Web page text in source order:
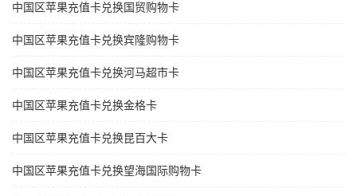
中国区苹果充值卡兑换国贸购物卡
中国区苹果充值卡兑换宾隆购物卡
中国区苹果充值卡兑换河马超市卡
中国区苹果充值卡兑换金格卡
中国区苹果充值卡兑换昆百大卡
中国区苹果充值卡兑换望海国际购物卡